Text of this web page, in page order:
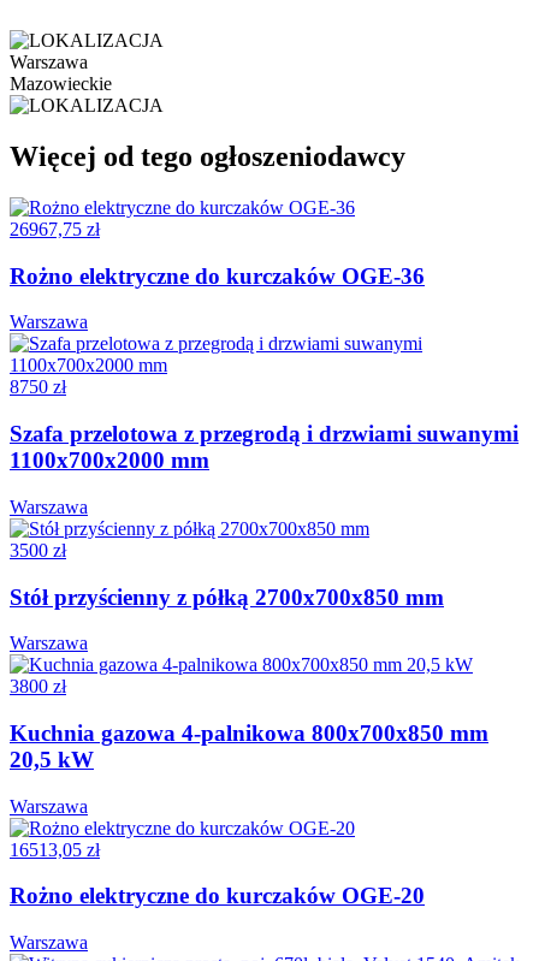
Warszawa
Mazowieckie
Więcej od tego ogłoszeniodawcy
26967,75 zł
Rożno elektryczne do kurczaków OGE-36
Warszawa
8750 zł
Szafa przelotowa z przegrodą i drzwiami suwanymi
1100x700x2000 mm
Warszawa
3500 zł
Stół przyścienny z półką 2700x700x850 mm
Warszawa
3800 zł
Kuchnia gazowa 4-palnikowa 800x700x850 mm
20,5 kW
Warszawa
16513,05 zł
Rożno elektryczne do kurczaków OGE-20
Warszawa